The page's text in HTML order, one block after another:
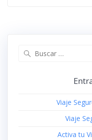
Viaje
Viaje
Activa tu